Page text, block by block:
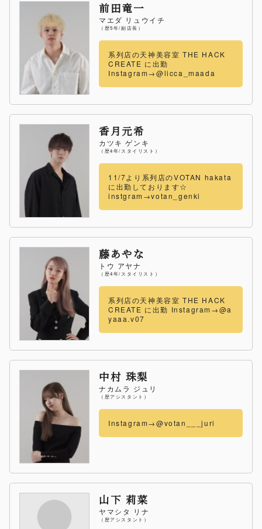
前田竜一
マエダ リュウイチ
（歴5年/副店長）
系列店の天神美容室 THE HACK
CREATE に出勤
Instagram→@licca_maada
香月元希
カツキ ゲンキ
（歴4年/スタイリスト）
11/7より系列店のVOTAN hakata
に出勤しております☆
instgram→votan_genki
藤あやな
トウ アヤナ
（歴4年/スタイリスト）
系列店の天神美容室 THE HACK
CREATE に出勤 Instagram→@a
yaaa.v07
中村 珠梨
ナカムラ ジュリ
（歴アシスタント）
Instagram→@votan___juri
山下 莉菜
ヤマシタ リナ
（歴アシスタント）